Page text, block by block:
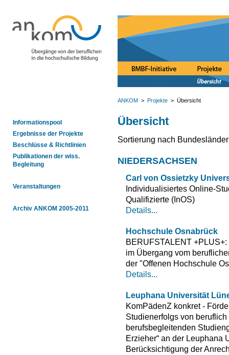
Informationspool
Ergebnisse der Projekte
Beschlüsse & Richtlinien
Publikationen der wiss.
Begleitung
Veranstaltungen
Archiv ANKOM 2005-2011
ANKOM > Projekte > Übersicht
Übersicht
Sortierung nach
NIEDERSACHSEN
Carl von Ossietzky
Individualisiertes Online-
Qualifizierte (InOS)
Details...
Hochschule Osnabrück
BERUFSTALENT
im Übergang vom
der "Offenen Hochschule
Details...
Leuphana Universität
KomPädenZ konkret -
Studienerfolgs von
berufsbegleitenden
Erzieher“ an der Leuphana
Berücksichtigung der